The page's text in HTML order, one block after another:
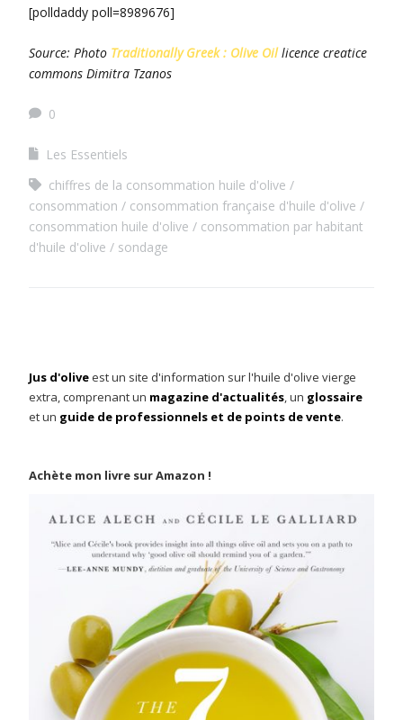
[polldaddy poll=8989676]
Source: Photo Traditionally Greek : Olive Oillicence creatice
commons Dimitra Tzanos
0
Les Essentiels
chiffres de la consommation huile d'olive
consommation
consommation française d'huile d'olive
consommation huile d'olive
consommation par habitant
d'huile d'olive
sondage
Jus d'oliveest un site d'information sur l'huile d'olive vierge
extra, comprenant un magazine d'actualités, un glossaire
et un guide de professionnels et de points de vente.
Achète mon livre sur Amazon !